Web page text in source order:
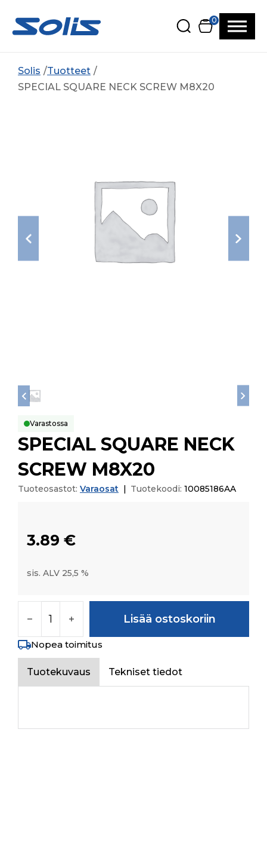
0
Solis
Tuotteet
SPECIAL SQUARE NECK SCREW M8X20
Varastossa
SPECIAL SQUARE NECK
SCREW M8X20
Tuoteosastot: Varaosat Tuotekoodi: 10085186AA
3.89 €
sis. ALV 25,5 %
Lisää ostoskoriin
Nopea toimitus
Tuotekuvaus Tekniset tiedot